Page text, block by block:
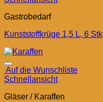
Gastrobedarf
Kunststoffkrüge 1,5 L, 6 Stk
Auf die Wunschliste
Schnellansicht
Gläser / Karaffen